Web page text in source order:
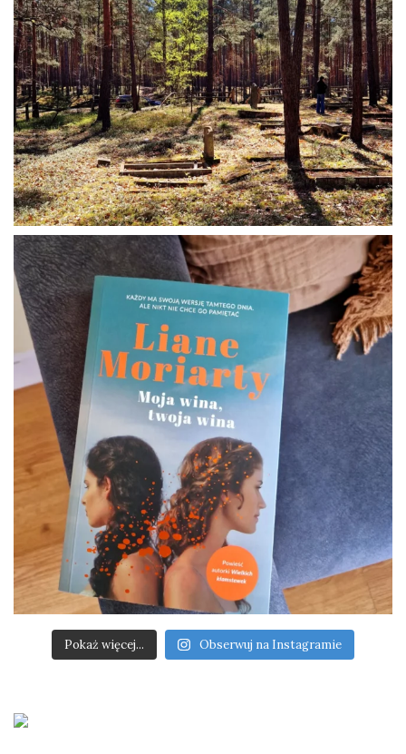
Pokaż więcej... Obserwuj na Instagramie